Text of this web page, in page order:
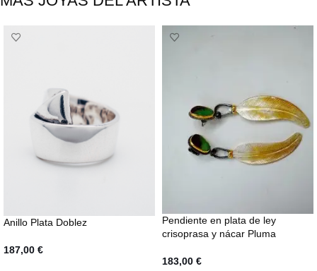
Anillo Plata Doblez
187,00 €
Pendiente en plata de ley
crisoprasa y nácar Pluma
183,00 €